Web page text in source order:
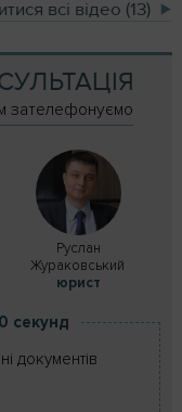
всі відео (13)
зателефонуємо
Руслан
Жураковський
юрист
секунд
документів